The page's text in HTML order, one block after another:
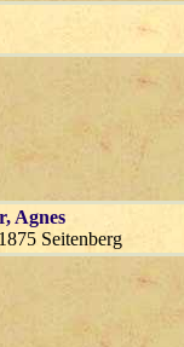
, Agnes
Seitenberg